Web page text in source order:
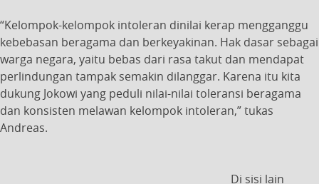
“Kelompok-kelompok intoleran dinilai kerap mengganggu
kebebasan beragama dan berkeyakinan. Hak dasar sebagai
warga negara, yaitu bebas dari rasa takut dan mendapat
perlindungan tampak semakin dilanggar. Karena itu kita
dukung Jokowi yang peduli nilai-nilai toleransi beragama
dan konsisten melawan kelompok intoleran,” tukas
Andreas.
Di sisi lain